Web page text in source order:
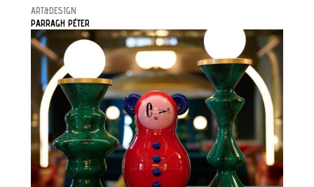
ART&DESIGN
PARRAGH PÉTER